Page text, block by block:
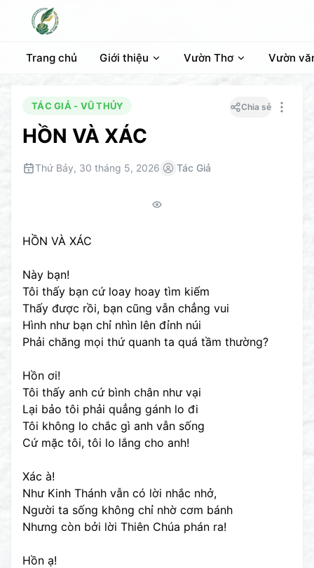
Trang chủ Giới thiệu Vườn Thơ Vườn
TÁC GIẢ - VŨ THỦY
HỒN VÀ XÁC
Chia sẻ
Thứ Bảy, 30 tháng 5, 2026 Tác Giả
HỒN VÀ XÁC
Này bạn!
Tôi thấy bạn cứ loay hoay tìm kiếm
Thấy được rồi, bạn cũng vẫn chẳng vui
Hình như bạn chỉ nhìn lên đỉnh núi
Phải chăng mọi thứ quanh ta quá tầm thường?
Hồn ơi!
Tôi thấy anh cứ bình chân như vại
Lại bảo tôi phải quẳng gánh lo đi
Tôi không lo chắc gì anh vẫn sống
Cứ mặc tôi, tôi lo lắng cho anh!
Xác à!
Như Kinh Thánh vẫn có lời nhắc nhở,
Người ta sống không chỉ nhờ cơm bánh
Nhưng còn bởi lời Thiên Chúa phán ra!
Hồn ạ!